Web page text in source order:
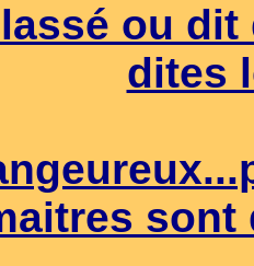
ou dit
dites
sont